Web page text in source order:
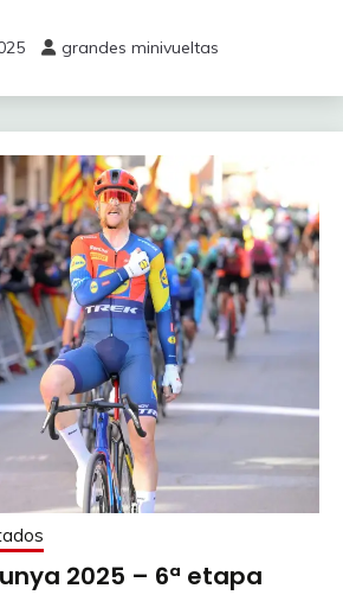
grandes minivueltas
2025 – 6ª etapa